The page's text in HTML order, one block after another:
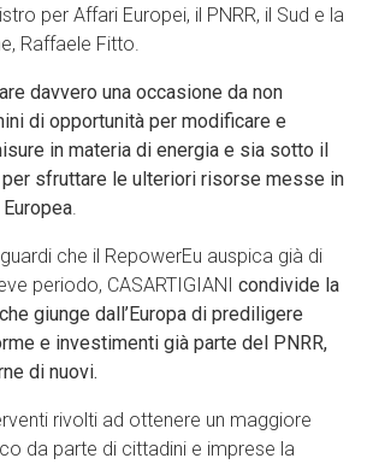
per Affari Europei, il PNRR, il Sud e la
Raffaele Fitto.
davvero una occasione da non
di opportunità per modificare e
in materia di energia e sia sotto il
sfruttare le ulteriori risorse messe in
che il RepowerEu auspica già di
periodo, CASARTIGIANI condivide la
giunge dall’Europa di prediligere
e investimenti già parte del PNRR,
di nuovi.
rivolti ad ottenere un maggiore
da parte di cittadini e imprese la